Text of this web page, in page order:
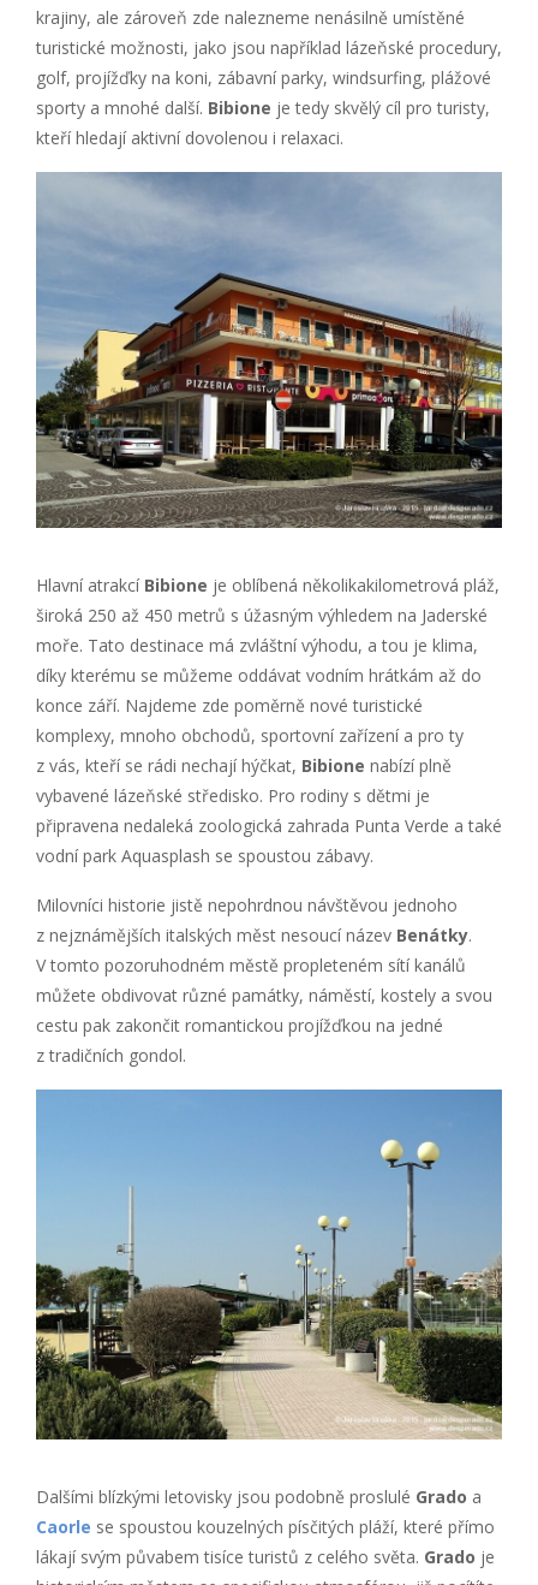
krajiny, ale zároveň zde nalezneme nenásilně umístěné
turistické možnosti, jako jsou například lázeňské procedury,
golf, projížďky na koni, zábavní parky, windsurfing, plážové
sporty a mnohé další. Bibione je tedy skvělý cíl pro turisty,
kteří hledají aktivní dovolenou i relaxaci.
Hlavní atrakcí Bibione je oblíbená několikakilometrová pláž,
široká 250 až 450 metrů s úžasným výhledem na Jaderské
moře. Tato destinace má zvláštní výhodu, a tou je klima,
díky kterému se můžeme oddávat vodním hrátkám až do
konce září. Najdeme zde poměrně nové turistické
komplexy, mnoho obchodů, sportovní zařízení a pro ty
z vás, kteří se rádi nechají hýčkat, Bibione nabízí plně
vybavené lázeňské středisko. Pro rodiny s dětmi je
připravena nedaleká zoologická zahrada Punta Verde a také
vodní park Aquasplash se spoustou zábavy.
Milovníci historie jistě nepohrdnou návštěvou jednoho
z nejznámějších italských měst nesoucí název Benátky.
V tomto pozoruhodném městě propleteném sítí kanálů
můžete obdivovat různé památky, náměstí, kostely a svou
cestu pak zakončit romantickou projížďkou na jedné
z tradičních gondol.
Dalšími blízkými letovisky jsou podobně proslulé Grado a
Caorle se spoustou kouzelných písčitých pláží, které přímo
lákají svým půvabem tisíce turistů z celého světa. Grado je